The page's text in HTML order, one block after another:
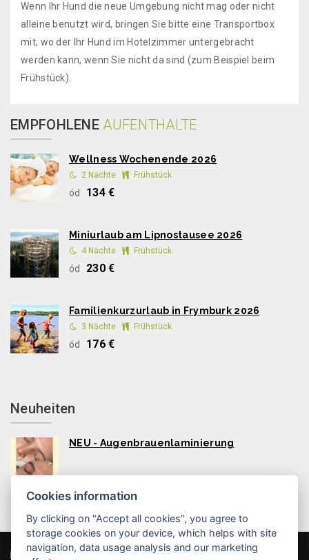
Wenn Ihr Hund die neue Umgebung nicht mag oder nicht
alleine benutzt wird, bringen Sie bitte eine Transportbox
mit, wo der Ihr Hund im Hotelzimmer untergebracht
werden kann, wenn Sie nicht da sind (zum Beispiel beim
Frühstück).
EMPFOHLENE AUFENTHALTE
Wellness Wochenende 2026
2 Nächte Frühstück
ód 134 €
Miniurlaub am Lipnostausee 2026
4 Nächte Frühstück
ód 230 €
Familienkurzurlaub in Frymburk 2026
3 Nächte Frühstück
ód 176 €
Neuheiten
NEU - Augenbrauenlaminierung
Hotel MAXANT Frymburk 80, 382 79 Frymburk
Cookies information
By clicking on "Accept all cookies", you agree to
storage cookies on your device, which helps with site
navigation, data usage analysis and our marketing